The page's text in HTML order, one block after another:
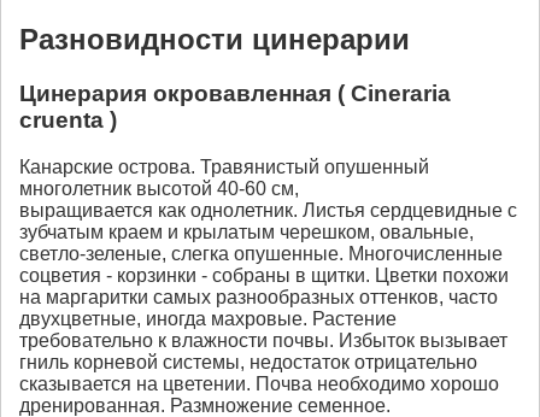
Разновидности цинерарии
Цинерария окровавленная ( Cineraria
cruenta )
Канарские острова. Травянистый опушенный
многолетник высотой 40-60 см,
выращивается как однолетник. Листья сердцевидные с
зубчатым краем и крылатым черешком, овальные,
светло-зеленые, слегка опушенные. Многочисленные
соцветия - корзинки - собраны в щитки. Цветки похожи
на маргаритки самых разнообразных оттенков, часто
двухцветные, иногда махровые. Растение
требовательно к влажности почвы. Избыток вызывает
гниль корневой системы, недостаток отрицательно
сказывается на цветении. Почва необходимо хорошо
дренированная. Размножение семенное.